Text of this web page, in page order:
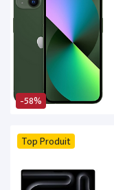
-58%
Top Produit